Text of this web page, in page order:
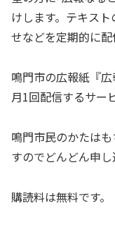
けします。テキス
せなどを定期的に配
鳴門市の広報紙『
月1回配信するサー
鳴門市民のかたは
すのでどんどん申し
購読料は無料です。